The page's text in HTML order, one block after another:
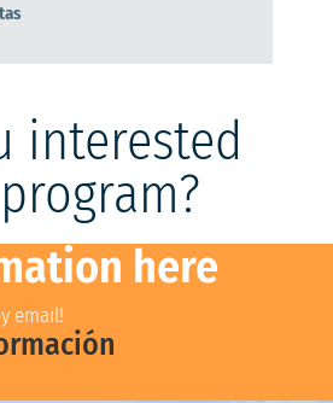
interested
here
email!